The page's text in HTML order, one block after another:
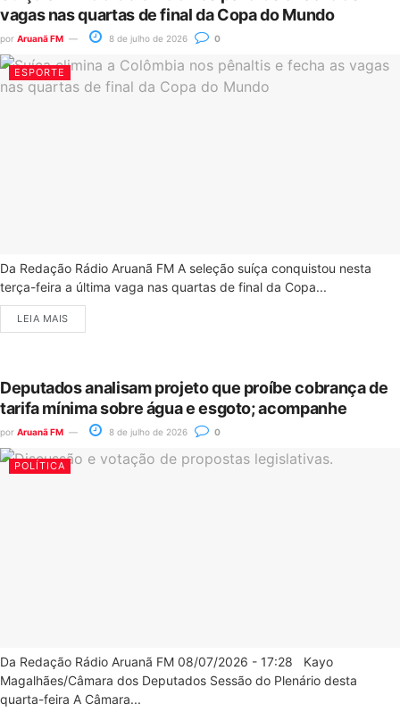
vagas nas quartas de final da Copa do Mundo
por Aruanã FM 8 de julho de 2026 0
ESPORTE
Da Redação Rádio Aruanã FM A seleção suíça conquistou nesta
terça-feira a última vaga nas quartas de final da Copa...
LEIA MAIS
Deputados analisam projeto que proíbe cobrança de
tarifa mínima sobre água e esgoto; acompanhe
por Aruanã FM 8 de julho de 2026 0
POLÍTICA
Da Redação Rádio Aruanã FM 08/07/2026 - 17:28 Kayo
Magalhães/Câmara dos Deputados Sessão do Plenário desta
quarta-feira A Câmara...